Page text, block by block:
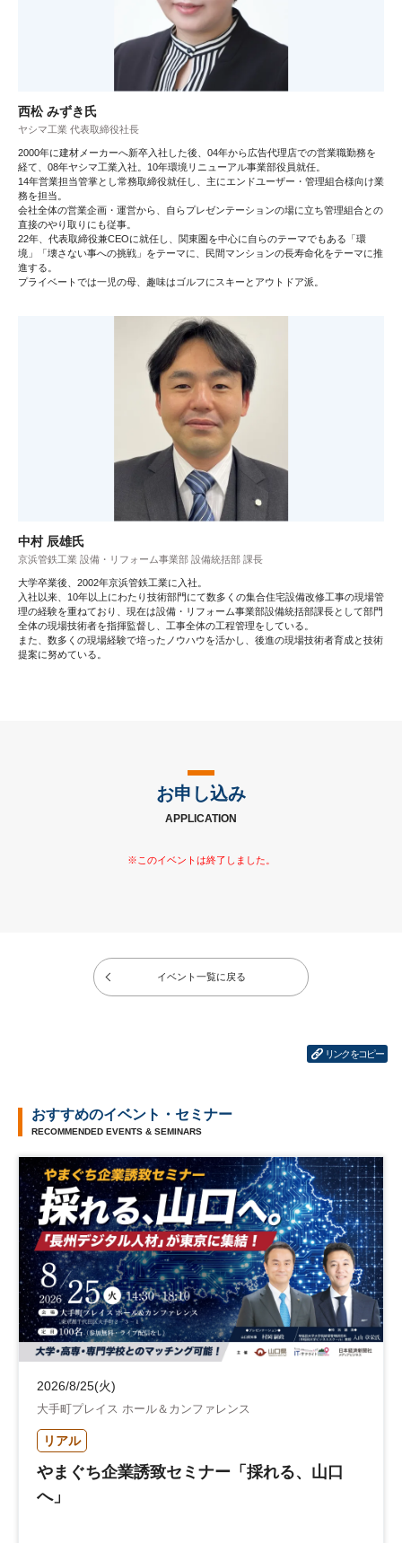
西松 みずき氏
ヤシマ工業 代表取締役社長
2000年に建材メーカーへ新卒入社した後、04年から広告代理店での営業職勤務を
経て、08年ヤシマ工業入社。10年環境リニューアル事業部役員就任。
14年営業担当管掌とし常務取締役就任し、主にエンドユーザー・管理組合様向け業
務を担当。
会社全体の営業企画・運営から、自らプレゼンテーションの場に立ち管理組合との
直接のやり取りにも従事。
22年、代表取締役兼CEOに就任し、関東圏を中心に自らのテーマでもある「環
境」「壊さない事への挑戦」をテーマに、民間マンションの長寿命化をテーマに推
進する。
プライベートでは一児の母、趣味はゴルフにスキーとアウトドア派。
中村 辰雄氏
京浜管鉄工業 設備・リフォーム事業部 設備統括部 課長
大学卒業後、2002年京浜管鉄工業に入社。
入社以来、10年以上にわたり技術部門にて数多くの集合住宅設備改修工事の現場管
理の経験を重ねており、現在は設備・リフォーム事業部設備統括部課長として部門
全体の現場技術者を指揮監督し、工事全体の工程管理をしている。
また、数多くの現場経験で培ったノウハウを活かし、後進の現場技術者育成と技術
提案に努めている。
お申し込み
APPLICATION
イベント一覧に戻る
リンクをコピー
おすすめのイベント・セミナー
RECOMMENDED EVENTS & SEMINARS
2026/8/25(火)
大手町プレイス ホール＆カンファレンス
リアル
やまぐち企業誘致セミナー「採れる、山口
へ」